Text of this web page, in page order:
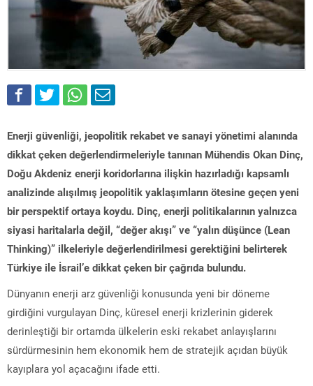
Enerji güvenliği, jeopolitik rekabet ve sanayi yönetimi alanında
dikkat çeken değerlendirmeleriyle tanınan Mühendis Okan Dinç,
Doğu Akdeniz enerji koridorlarına ilişkin hazırladığı kapsamlı
analizinde alışılmış jeopolitik yaklaşımların ötesine geçen yeni
bir perspektif ortaya koydu. Dinç, enerji politikalarının yalnızca
siyasi haritalarla değil, “değer akışı” ve “yalın düşünce (Lean
Thinking)” ilkeleriyle değerlendirilmesi gerektiğini belirterek
Türkiye ile İsrail’e dikkat çeken bir çağrıda bulundu.
Dünyanın enerji arz güvenliği konusunda yeni bir döneme
girdiğini vurgulayan Dinç, küresel enerji krizlerinin giderek
derinleştiği bir ortamda ülkelerin eski rekabet anlayışlarını
sürdürmesinin hem ekonomik hem de stratejik açıdan büyük
kayıplara yol açacağını ifade etti.